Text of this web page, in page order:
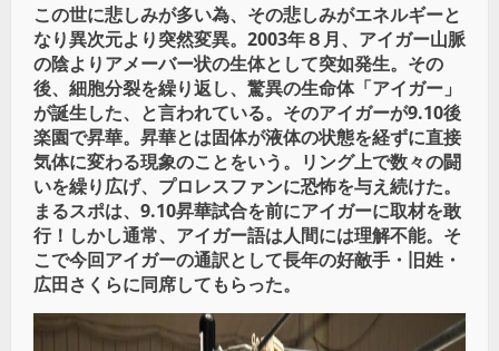
この世に悲しみが多い為、その悲しみがエネルギーと
なり異次元より突然変異。2003年８月、アイガー山脈
の陰よりアメーバー状の生体として突如発生。その
後、細胞分裂を繰り返し、驚異の生命体「アイガー」
が誕生した、と言われている。そのアイガーが9.10後
楽園で昇華。昇華とは固体が液体の状態を経ずに直接
気体に変わる現象のことをいう。リング上で数々の闘
いを繰り広げ、プロレスファンに恐怖を与え続けた。
まるスポは、9.10昇華試合を前にアイガーに取材を敢
行！しかし通常、アイガー語は人間には理解不能。そ
こで今回アイガーの通訳として長年の好敵手・旧姓・
広田さくらに同席してもらった。